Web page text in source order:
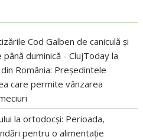
Cod Galben de caniculă și
duminică - ClujToday la
România: Președintele
care permite vânzarea
la ortodocși: Perioada,
pentru o alimentație